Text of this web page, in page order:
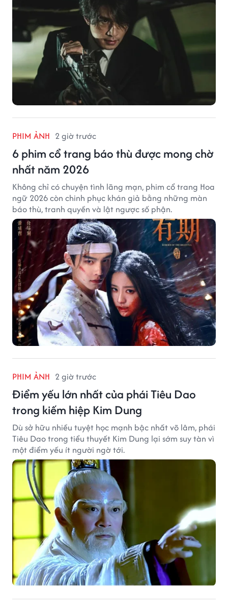
PHIM ẢNH 2 giờ trước
6 phim cổ trang báo thù được mong chờ
nhất năm 2026
Không chỉ có chuyện tình lãng mạn, phim cổ trang Hoa
ngữ 2026 còn chinh phục khán giả bằng những màn
báo thù, tranh quyền và lật ngược số phận.
PHIM ẢNH 2 giờ trước
Điểm yếu lớn nhất của phái Tiêu Dao
trong kiếm hiệp Kim Dung
Dù sở hữu nhiều tuyệt học mạnh bậc nhất võ lâm, phái
Tiêu Dao trong tiểu thuyết Kim Dung lại sớm suy tàn vì
một điểm yếu ít người ngờ tới.